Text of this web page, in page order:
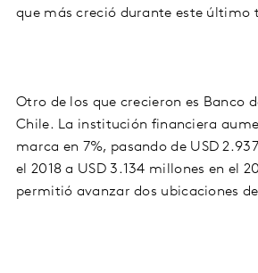
que más creció durante este último
Otro de los que crecieron es Banco
Chile. La institución financiera
marca en 7%, pasando de USD
el 2018 a USD 3.134 millones en el
permitió avanzar dos ubicaciones